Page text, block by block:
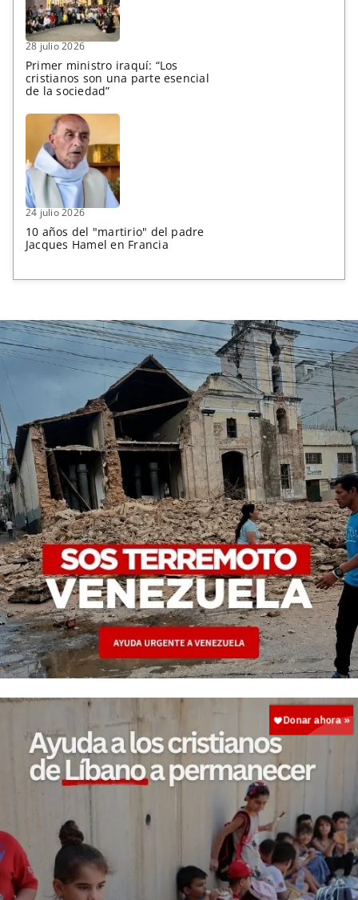
28 julio 2026
Primer ministro iraquí: “Los
cristianos son una parte esencial
de la sociedad”
24 julio 2026
10 años del "martirio" del padre
Jacques Hamel en Francia